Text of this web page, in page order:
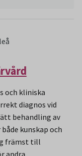
och kliniska
diagnos vid
behandling av
kunskap och
främst till